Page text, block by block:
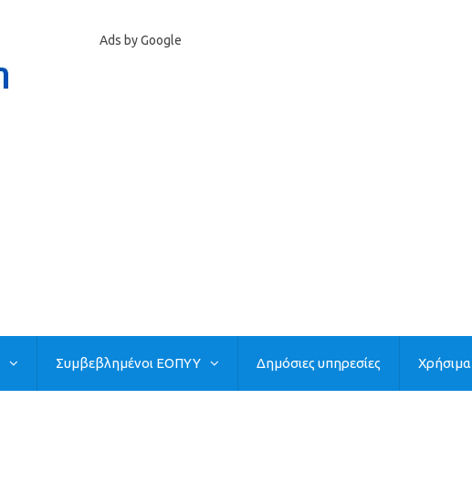
Ads by Google
Συμβεβλημένοι ΕΟΠΥΥ Δημόσιες υπηρεσίες Χρήσιμα